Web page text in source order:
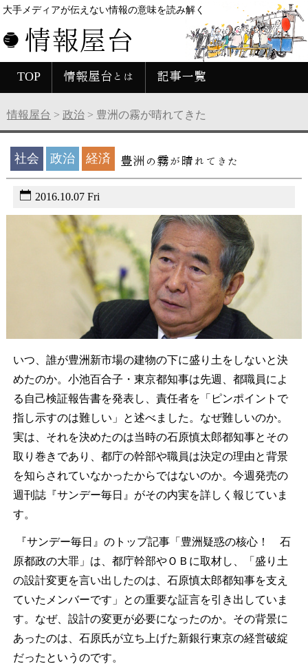
大手メディアが伝えない情報の意味を読み解く
情報屋台
TOP 情報屋台とは 記事一覧
情報屋台 > 政治 > 豊洲の霧が晴れてきた
社会 政治 経済 豊洲の霧が晴れてきた
2016.10.07 Fri
いつ、誰が豊洲新市場の建物の下に盛り土をしないと決
めたのか。小池百合子・東京都知事は先週、都職員によ
る自己検証報告書を発表し、責任者を「ピンポイントで
指し示すのは難しい」と述べました。なぜ難しいのか。
実は、それを決めたのは当時の石原慎太郎都知事とその
取り巻きであり、都庁の幹部や職員は決定の理由と背景
を知らされていなかったからではないのか。今週発売の
週刊誌『サンデー毎日』がその内実を詳しく報じていま
す。
『サンデー毎日』のトップ記事「豊洲疑惑の核心！ 石
原都政の大罪」は、都庁幹部やＯＢに取材し、「盛り土
の設計変更を言い出したのは、石原慎太郎都知事を支え
ていたメンバーです」との重要な証言を引き出していま
す。なぜ、設計の変更が必要になったのか。その背景に
あったのは、石原氏が立ち上げた新銀行東京の経営破綻
だったというのです。